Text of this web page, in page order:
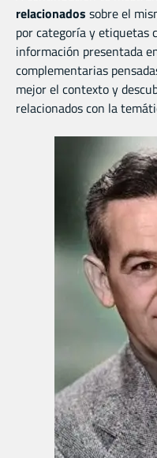
relacionados sobre el
por categoría y etiquetas
información presentada
complementarias
mejor el contexto y
relacionados con la